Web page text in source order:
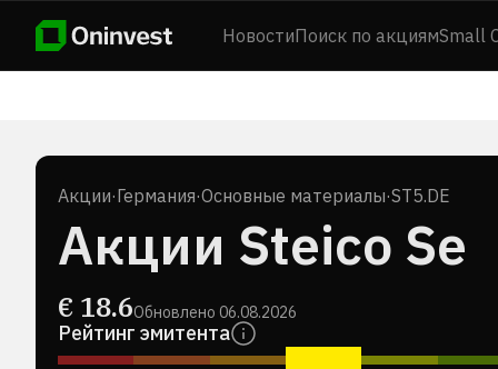
НовостиПоиск по акциямSmall
Акции·Германия·Основные материалы·ST5.DE
Акции Steico Se
€ 18.6Обновлено 06.08.2026
Рейтинг эмитента